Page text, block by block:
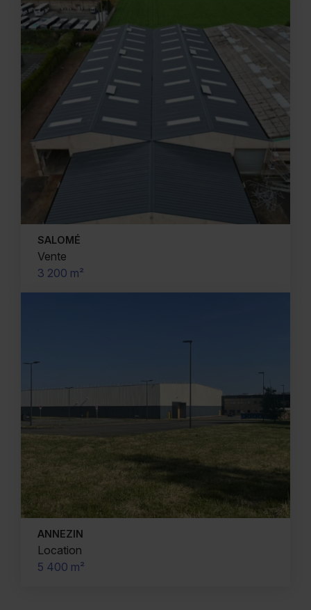
SALOMÉ
Vente
3 200 m²
ANNEZIN
Location
5 400 m²